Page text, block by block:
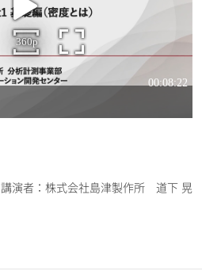
講演者：株式会社島津製作所 道下 晃